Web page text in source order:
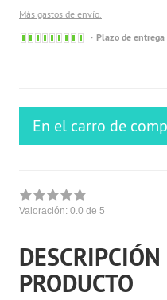
Más gastos de envío.
Sofort
Plazo de entrega
En el carro de
Valoración: 0.0 de 5
DESCRIPCIÓN
PRODUCTO